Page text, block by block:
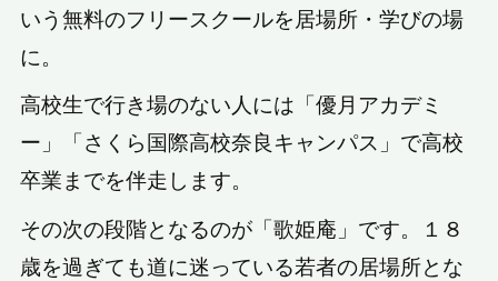
いう無料のフリースクールを居場所・学びの場
に。
高校生で行き場のない人には「優月アカデミ
ー」「さくら国際高校奈良キャンパス」で高校
卒業までを伴走します。
その次の段階となるのが「歌姫庵」です。１８
歳を過ぎても道に迷っている若者の居場所とな